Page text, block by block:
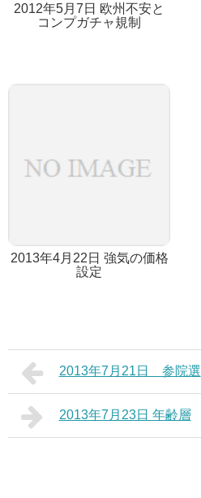
2012年5月7日 欧州不安と
コンプガチャ規制
2013年4月22日 強気の価格
設定
2013年7月21日 参院選
2013年7月23日 年齢層